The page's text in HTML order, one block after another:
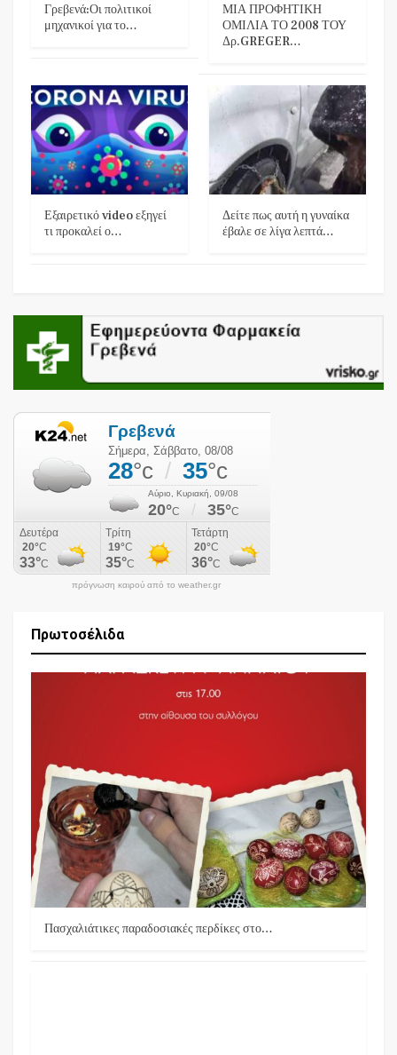
Γρεβενά:Οι πολιτικοί
μηχανικοί για το…
ΜΙΑ ΠΡΟΦΗΤΙΚΗ
ΟΜΙΛΙΑ ΤΟ 2008 ΤΟΥ
Δρ.GREGER…
Εξαιρετικό video εξηγεί
τι προκαλεί ο…
Δείτε πως αυτή η γυναίκα
έβαλε σε λίγα λεπτά…
πρόγνωση καιρού από το weather.gr
Πρωτοσέλιδα
Πασχαλιάτικες παραδοσιακές περδίκες στο…